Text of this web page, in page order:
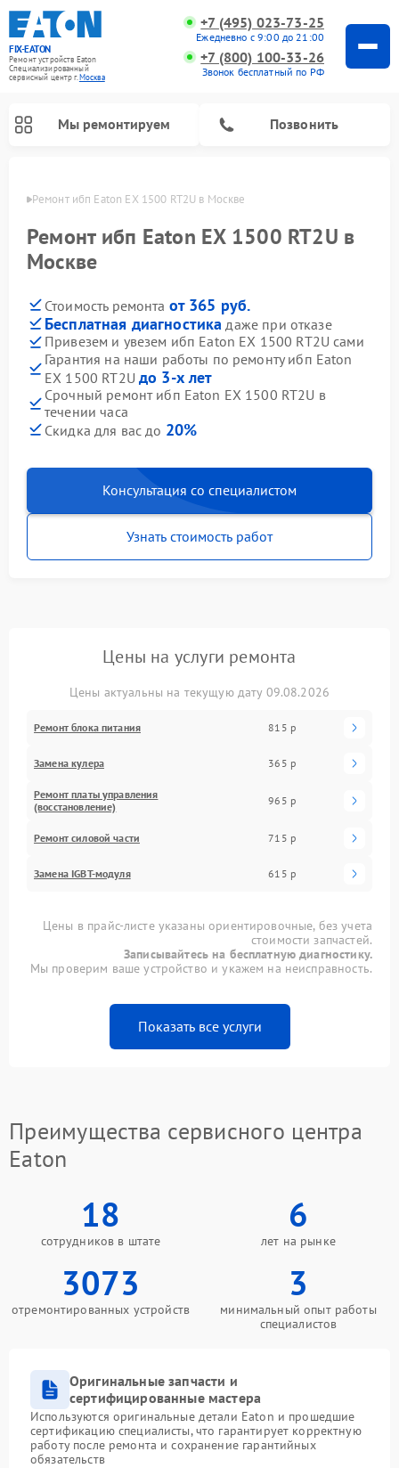
FIX-EATON
Ремонт устройств Eaton
Специализированный
cервисный центр г.Москва
+7 (495) 023-73-25
Ежедневно с 9:00 до 21:00
+7 (800) 100-33-26
Звонок бесплатный по РФ
Мы ремонтируем Позвонить
Ремонт ибп Eaton EX 1500 RT2U в Москве
Ремонт ибп Eaton EX 1500 RT2U в
Москве
Стоимость ремонта от 365 руб.
Бесплатная диагностика даже при отказе
Привезем и увезем ибп Eaton EX 1500 RT2U сами
Гарантия на наши работы по ремонту ибп Eaton
EX 1500 RT2U до 3-х лет
Срочный ремонт ибп Eaton EX 1500 RT2U в
течении часа
Скидка для вас до 20%
Консультация со специалистом
Узнать стоимость работ
Цены на услуги ремонта
Цены актуальны на текущую дату 09.08.2026
Ремонт блока питания 815 р
Замена кулера 365 р
Ремонт платы управления
(восстановление)
965 р
Ремонт силовой части 715 р
Замена IGBT-модуля 615 р
Цены в прайс-листе указаны ориентировочные, без учета
стоимости запчастей.
Записывайтесь на бесплатную диагностику.
Мы проверим ваше устройство и укажем на неисправность.
Показать все услуги
Преимущества сервисного центра
Eaton
18
сотрудников в штате
6
лет на рынке
3073
отремонтированных устройств
3
минимальный опыт работы
специалистов
Оригинальные запчасти и
сертифицированные мастера
Используются оригинальные детали Eaton и прошедшие
сертификацию специалисты, что гарантирует корректную
работу после ремонта и сохранение гарантийных
обязательств